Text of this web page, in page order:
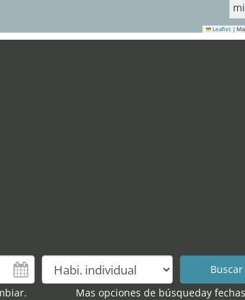
Leaflet |
Mas opciones de búsqueday